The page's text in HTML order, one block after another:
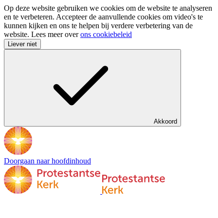
Op deze website gebruiken we cookies om de website te analyseren
en te verbeteren. Accepteer de aanvullende cookies om video's te
kunnen kijken en ons te helpen bij verdere verbetering van de
website. Lees meer overons cookiebeleid
Liever niet
Akkoord
Doorgaan naar hoofdinhoud